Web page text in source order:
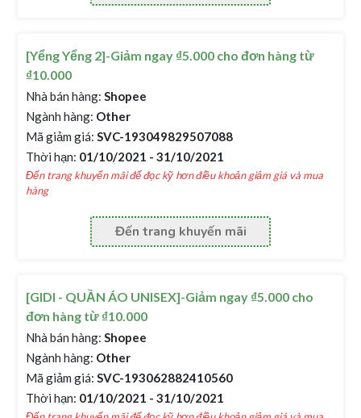
[Yểng Yểng 2]-Giảm ngay ₫5.000 cho đơn hàng từ
₫10.000
Nhà bán hàng: Shopee
Ngành hàng: Other
Mã giảm giá: SVC-193049829507088
Thời hạn: 01/10/2021 - 31/10/2021
Đến trang khuyến mãi để đọc kỹ hơn điều khoản giảm giá và mua
hàng
Đến trang khuyến mãi
[GIDI - QUẦN ÁO UNISEX]-Giảm ngay ₫5.000 cho
đơn hàng từ ₫10.000
Nhà bán hàng: Shopee
Ngành hàng: Other
Mã giảm giá: SVC-193062882410560
Thời hạn: 01/10/2021 - 31/10/2021